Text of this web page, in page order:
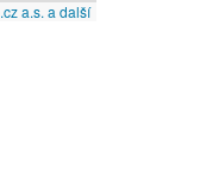
a.s. a další